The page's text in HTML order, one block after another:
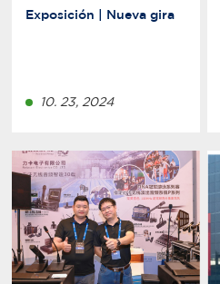
Exposición | Nueva gira
para el monitoreo de
10. 23, 2024